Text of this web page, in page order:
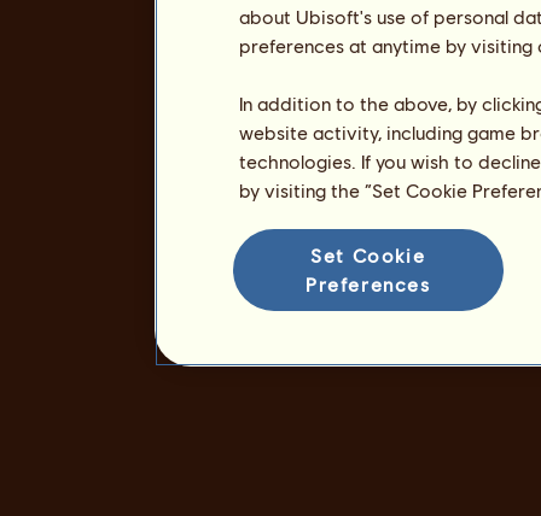
about Ubisoft's use of personal
preferences at anytime by
In addition to the above, by
website activity, including game
technologies. If you wish to
by visiting the “Set Cookie
Set Cookie
Preferences